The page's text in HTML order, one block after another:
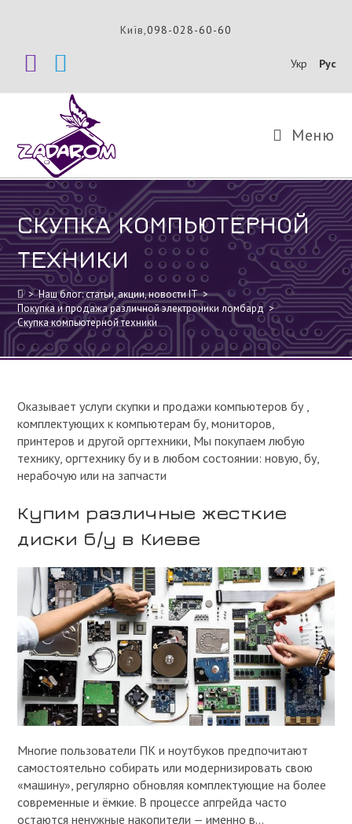
Київ, 098-028-60-60
Укр Рус
Меню
СКУПКА КОМПЬЮТЕРНОЙ
ТЕХНИКИ
> Наш блог: статьи, акции, новости IT >
Покупка и продажа различной электроники ломбард >
Скупка компьютерной техники
Оказывает услуги скупки и продажи компьютеров бу ,
комплектующих к компьютерам бу, мониторов,
принтеров и другой оргтехники, Мы покупаем любую
технику, оргтехнику бу и в любом состоянии: новую, бу,
нерабочую или на запчасти
Купим различные жесткие
диски б/у в Киеве
Многие пользователи ПК и ноутбуков предпочитают
самостоятельно собирать или модернизировать свою
«машину», регулярно обновляя комплектующие на более
современные и ёмкие. В процессе апгрейда часто
остаются ненужные накопители — именно в…